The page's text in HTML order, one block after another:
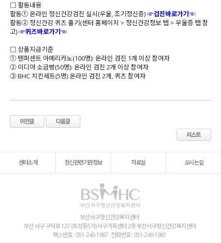
□ 활동내용
활동① 온라인 정신건강검진 실시(우울, 조기정신증)☞검진바로가기☜
활동② 정신건강 퀴즈 풀기(센터 홈페이지 > 정신건강정보 탭 > 우울증 탭 참
고)☞퀴즈바로가기☜
□ 상품지급기준
① 텐퍼센트 아메리카노(100명): 온라인 검진 1개 이상 참여자
② 이디야 소금빵(50명): 온라인 검진 2개 이상 참여자
③ BHC 치킨세트(5명) 온라인 검진 2개, 퀴즈 참여자
센터소개 정신관련기관정보 자료실 오시는길
부산서구정신건강복지센터
부산 서구 구덕로 127 (토성동5가) 서구가족센터 2층 부산서구정신건강복지센터
팩스번호 : 051-246-1987 전화번호 : 051-246-1981